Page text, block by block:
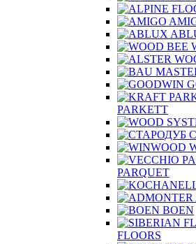
PARKETT
PARQUET
BOEN
FLOORS